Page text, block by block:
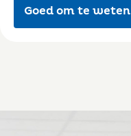
Goed om te weten